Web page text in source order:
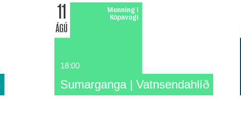
11
ÁGÚ
Menning í
Kópavogi
18:00
Sumarganga | Vatnsendahlíð